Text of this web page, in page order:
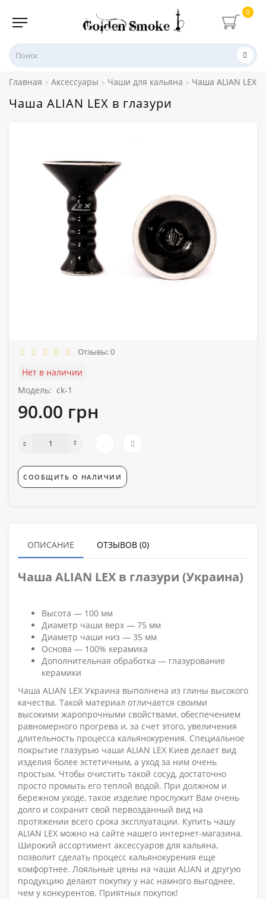
0
Главная Аксессуары Чаши для кальяна Чаша ALIAN LEX в
Чаша ALIAN LEX в глазури
Отзывы: 0
Нет в наличии
Модель: ck-1
90.00 грн
СООБЩИТЬ О НАЛИЧИИ
ОПИСАНИЕ ОТЗЫВОВ (0)
Чаша ALIAN LEX в глазури (Украина)
Высота — 100 мм
Диаметр чаши верх — 75 мм
Диаметр чаши низ — 35 мм
Основа — 100% керамика
Дополнительная обработка — глазурование
керамики
Чаша ALIAN LEX Украина выполнена из глины высокого
качества. Такой материал отличается своими
высокими жаропрочными свойствами, обеспечением
равномерного прогрева и, за счет этого, увеличения
длительность процесса кальянокурения. Специальное
покрытие глазурью чаши ALIAN LEX Киев делает вид
изделия более эстетичным, а уход за ним очень
простым. Чтобы очистить такой сосуд, достаточно
просто промыть его теплой водой. При должном и
бережном уходе, такое изделие прослужит Вам очень
долго и сохранит свой первозданный вид на
протяжении всего срока эксплуатации. Купить чашу
ALIAN LEX можно на сайте нашего интернет-магазина.
Широкий ассортимент аксессуаров для кальяна,
позволит сделать процесс кальянокурения еще
комфортнее. Лояльные цены на чаши ALIAN и другую
продукцию делают покупку у нас намного выгоднее,
чем у конкурентов. Приятных покупок!